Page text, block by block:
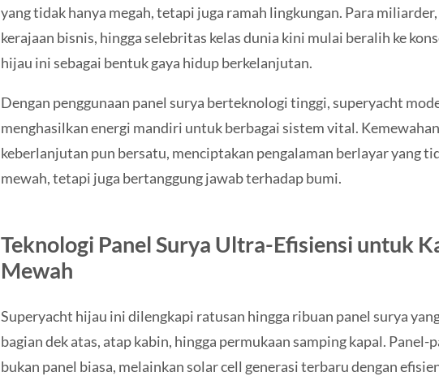
yang tidak hanya megah, tetapi juga ramah lingkungan. Para
kerajaan bisnis, hingga selebritas kelas dunia kini mulai beralih ke
hijau ini sebagai bentuk gaya hidup berkelanjutan.
Dengan penggunaan panel surya berteknologi tinggi, superyacht
menghasilkan energi mandiri untuk berbagai sistem vital.
keberlanjutan pun bersatu, menciptakan pengalaman berlayar yang
mewah, tetapi juga bertanggung jawab terhadap bumi.
Teknologi Panel Surya Ultra-Efisiensi untuk
Mewah
Superyacht hijau ini dilengkapi ratusan hingga ribuan panel surya
bagian dek atas, atap kabin, hingga permukaan samping kapal. Panel-
bukan panel biasa, melainkan solar cell generasi terbaru dengan